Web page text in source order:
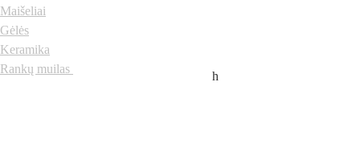
h
Maišeliai
Gėlės
Keramika
Rankų muilas